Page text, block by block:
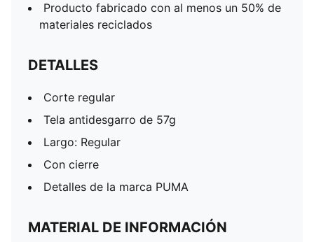
Producto fabricado con al menos un 50% de
materiales reciclados
DETALLES
Corte regular
Tela antidesgarro de 57g
Largo: Regular
Con cierre
Detalles de la marca PUMA
MATERIAL DE INFORMACIÓN